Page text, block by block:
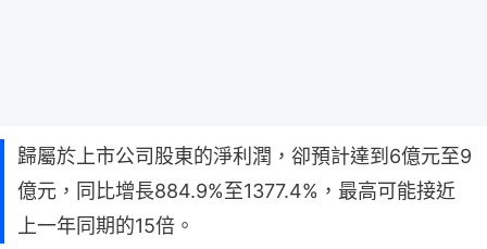
歸屬於上市公司股東的淨利潤，卻預計達到6億元至9
億元，同比增長884.9%至1377.4%，最高可能接近
上一年同期的15倍。